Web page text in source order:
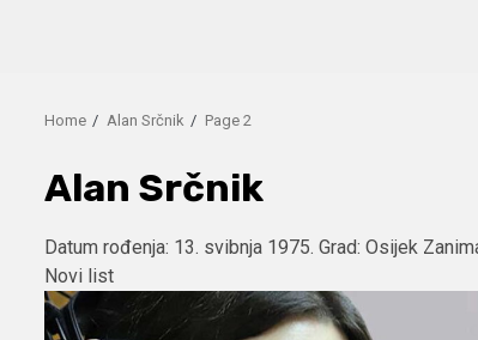
Home Alan Srčnik Page 2
Alan Srčnik
Datum rođenja: 13. svibnja 1975. Grad: Osijek
Novi list